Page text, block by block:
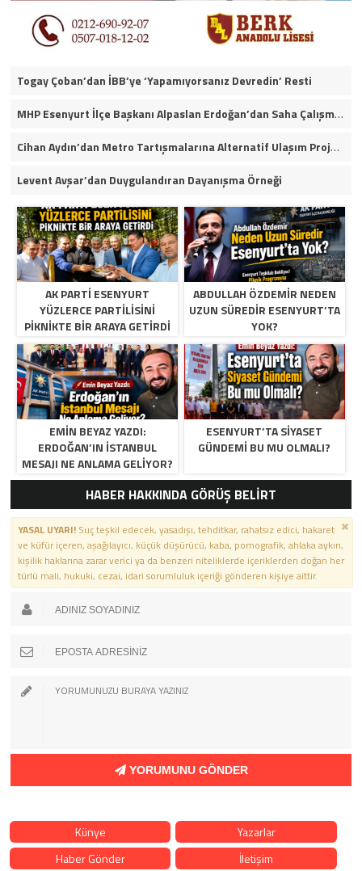
Togay Çoban’dan İBB’ye ‘Yapamıyorsanız Devredin’ Resti
MHP Esenyurt İlçe Başkanı Alpaslan Erdoğan’dan Saha Çalışmaları ve Yerel Gündeme İlişkin Açıklamalar
Cihan Aydın’dan Metro Tartışmalarına Alternatif Ulaşım Projesi
Levent Avşar’dan Duygulandıran Dayanışma Örneği
AK PARTI ESENYURT
YÜZLERCE PARTILISINI
PIKNIKTE BIR ARAYA GETIRDI
ABDULLAH ÖZDEMIR NEDEN
UZUN SÜREDIR ESENYURT’TA
YOK?
EMIN BEYAZ YAZDI:
ERDOĞAN’IN İSTANBUL
MESAJI NE ANLAMA GELIYOR?
ESENYURT’TA SIYASET
GÜNDEMI BU MU OLMALI?
HABER HAKKINDA GÖRÜŞ BELİRT
YASAL UYARI! Suç teşkil edecek, yasadışı, tehditkar, rahatsız edici, hakaret
ve küfür içeren, aşağılayıcı, küçük düşürücü, kaba, pornografik, ahlaka aykırı,
kişilik haklarına zarar verici ya da benzeri niteliklerde içeriklerden doğan her
türlü mali, hukuki, cezai, idari sorumluluk içeriği gönderen kişiye aittir.
YORUMUNU GÖNDER
Künye
Yazarlar
Haber Gönder
İletişim